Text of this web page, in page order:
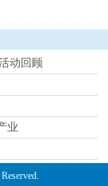
动回顾
业